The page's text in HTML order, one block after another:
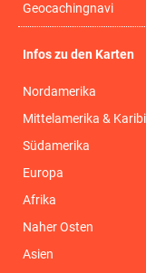
Geocachingnavi
Infos zu den Karten
Nordamerika
Mittelamerika &
Südamerika
Europa
Afrika
Naher Osten
Asien